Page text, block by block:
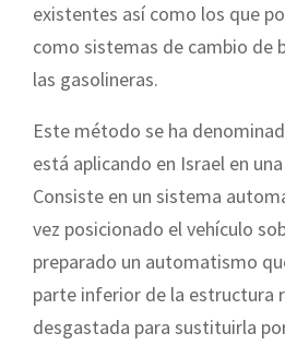
existentes así como los que
como sistemas de cambio de
las gasolineras.
Este método se ha
está aplicando en Israel en
Consiste en un sistema
vez posicionado el vehículo
preparado un automatismo
parte inferior de la estructura
desgastada para sustituirla